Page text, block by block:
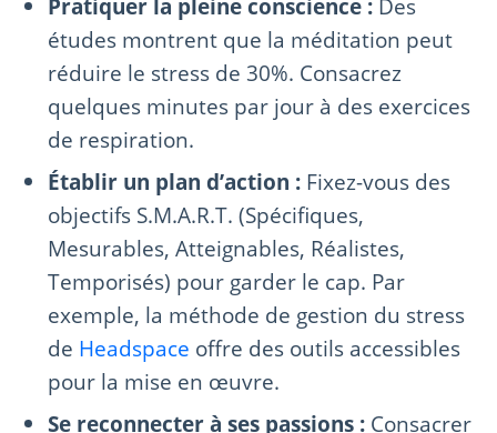
Pratiquer la pleine conscience : Des
études montrent que la méditation peut
réduire le stress de 30%. Consacrez
quelques minutes par jour à des exercices
de respiration.
Établir un plan d’action : Fixez-vous des
objectifs S.M.A.R.T. (Spécifiques,
Mesurables, Atteignables, Réalistes,
Temporisés) pour garder le cap. Par
exemple, la méthode de gestion du stress
de Headspace offre des outils accessibles
pour la mise en œuvre.
Se reconnecter à ses passions : Consacrer